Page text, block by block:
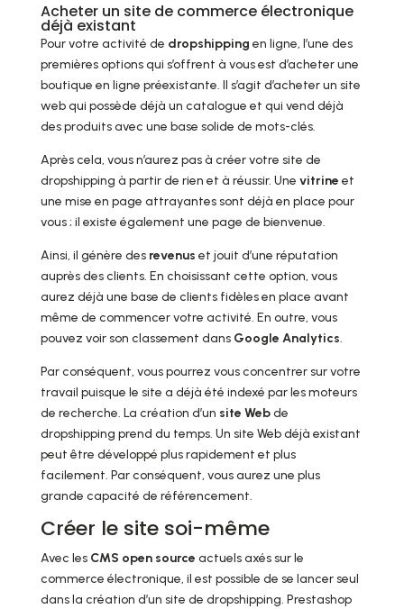
Acheter un site de commerce électronique
déjà existant
Pour votre activité de dropshipping en ligne, l’une des
premières options qui s’offrent à vous est d’acheter une
boutique en ligne préexistante. Il s’agit d’acheter un site
web qui possède déjà un catalogue et qui vend déjà
des produits avec une base solide de mots-clés.
Après cela, vous n’aurez pas à créer votre site de
dropshipping à partir de rien et à réussir. Une vitrine et
une mise en page attrayantes sont déjà en place pour
vous ; il existe également une page de bienvenue.
Ainsi, il génère des revenus et jouit d’une réputation
auprès des clients. En choisissant cette option, vous
aurez déjà une base de clients fidèles en place avant
même de commencer votre activité. En outre, vous
pouvez voir son classement dansGoogle Analytics.
Par conséquent, vous pourrez vous concentrer sur votre
travail puisque le site a déjà été indexé par les moteurs
de recherche. La création d’un site Webde
dropshipping prend du temps. Un site Web déjà existant
peut être développé plus rapidement et plus
facilement. Par conséquent, vous aurez une plus
grande capacité de référencement.
Créer le site soi-même
Avec les CMS open source actuels axés sur le
commerce électronique, il est possible de se lancer seul
dans la création d’un site de dropshipping. Prestashop